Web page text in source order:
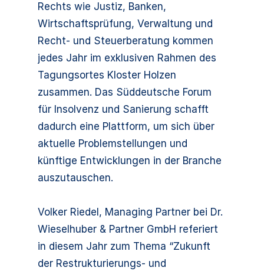
Rechts wie Justiz, Banken,
Wirtschaftsprüfung, Verwaltung und
Recht- und Steuerberatung kommen
jedes Jahr im exklusiven Rahmen des
Tagungsortes Kloster Holzen
zusammen. Das Süddeutsche Forum
für Insolvenz und Sanierung schafft
dadurch eine Plattform, um sich über
aktuelle Problemstellungen und
künftige Entwicklungen in der Branche
auszutauschen.
Volker Riedel, Managing Partner bei Dr.
Wieselhuber & Partner GmbH referiert
in diesem Jahr zum Thema “Zukunft
der Restrukturierungs- und